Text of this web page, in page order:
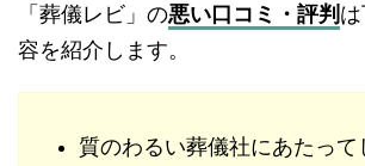
「葬儀レビ」の悪い口コミ・評判
容を紹介します。
質のわるい葬儀社にあたって